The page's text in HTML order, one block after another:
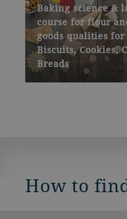
Baking science &
course for flour
goods qualities for
Biscuits, Cookies,
Breads
How to